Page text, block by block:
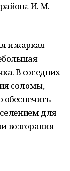
И. М.
и жаркая
В соседних
соломы,
обеспечить
для
возгорания